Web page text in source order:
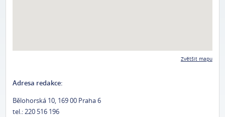
Zvětšit mapu
Adresa redakce:
Bělohorská 10, 169 00 Praha 6
tel.: 220 516 196